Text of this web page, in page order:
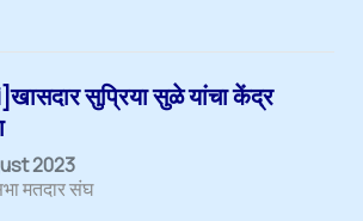
सुप्रिया सुळे यांचा केंद्र
2023
मतदार संघ